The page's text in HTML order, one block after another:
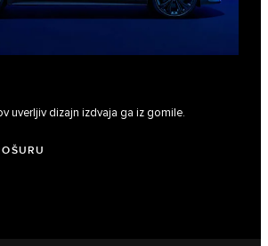
uverljiv dizajn izdvaja ga iz gomile.